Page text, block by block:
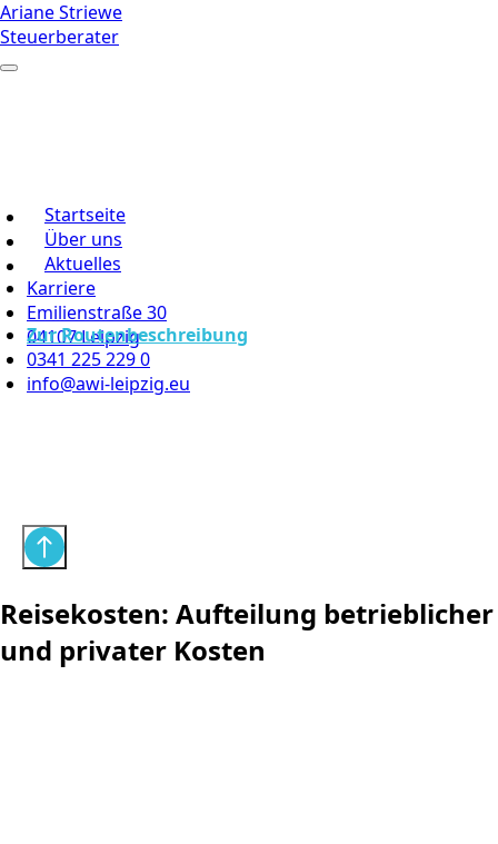
Ariane Striewe
Steuerberater
Startseite
Über uns
Aktuelles
Karriere
Emilienstraße 30
04107 Leipzig
Zur Routenbeschreibung
0341 225 229 0
info@awi-leipzig.eu
Reisekosten: Aufteilung betrieblicher
und privater Kosten